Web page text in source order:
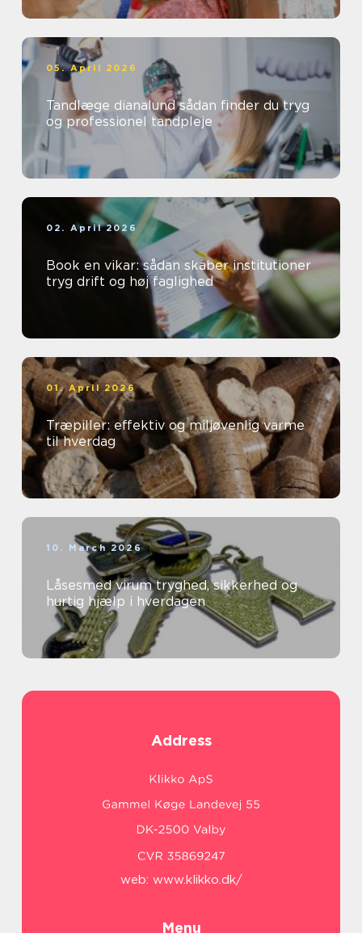
05. April 2026
Tandlæge dianalund sådan finder du tryg
og professionel tandpleje
02. April 2026
Book en vikar: sådan skaber institutioner
tryg drift og høj faglighed
01. April 2026
Træpiller: effektiv og miljøvenlig varme
til hverdag
10. March 2026
Låsesmed virum tryghed, sikkerhed og
hurtig hjælp i hverdagen
Address
web: www.klikko.dk/
Menu